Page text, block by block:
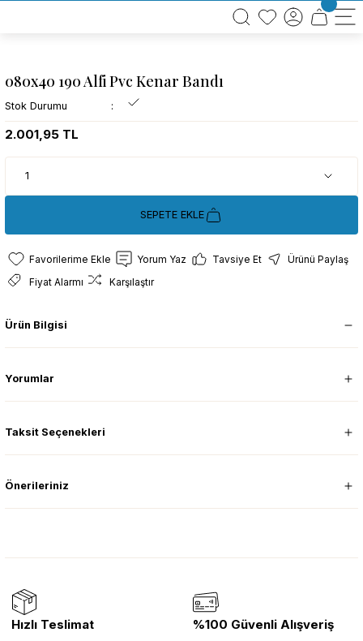
BÜTÜN ALIŞVERİŞLERİNİZDE KARGO BEDAVA!
TÜRKİYE GENELİNDE 10.000 MÜŞTERİ REFERANSI
080x40 190 Alfi Pvc Kenar Bandı
Stok Durumu
2.001,95 TL
SEPETE EKLE
Yorum Yaz Tavsiye Et
Ürünü Paylaş
Fiyat Alarmı
Karşılaştır
Ürün Bilgisi
Yorumlar
Taksit Seçenekleri
Önerileriniz
Hızlı Teslimat %100 Güvenli Alışveriş